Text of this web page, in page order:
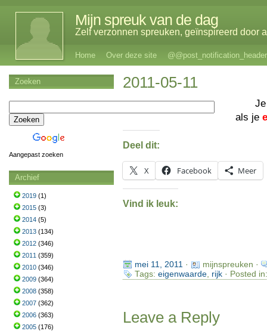
Mijn spreuk van de dag
Zelf verzonnen spreuken, geïnspireerd door
Home Over deze site @@post_notification_header
2011-05-11
als je
Deel dit:
X Facebook Meer
Vind ik leuk:
mei 11, 2011 ·
mijnspreuken ·
Tags: eigenwaarde, rijk· Posted
Leave a Reply
Zoeken
Aangepast zoeken
Archief
2019 (1)
2015 (3)
2014 (5)
2013 (134)
2012 (346)
2011 (359)
2010 (346)
2009 (364)
2008 (358)
2007 (362)
2006 (363)
2005 (176)